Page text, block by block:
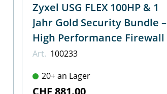
Zyxel USG FLEX 100HP & 1
Jahr Gold Security Bundle –
High Performance Firewall
Art. 100233
20+ an Lager